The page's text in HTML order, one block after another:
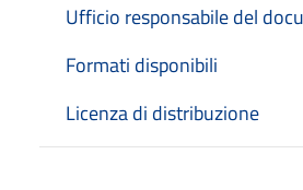
Ufficio responsabile del
Formati disponibili
Licenza di distribuzione